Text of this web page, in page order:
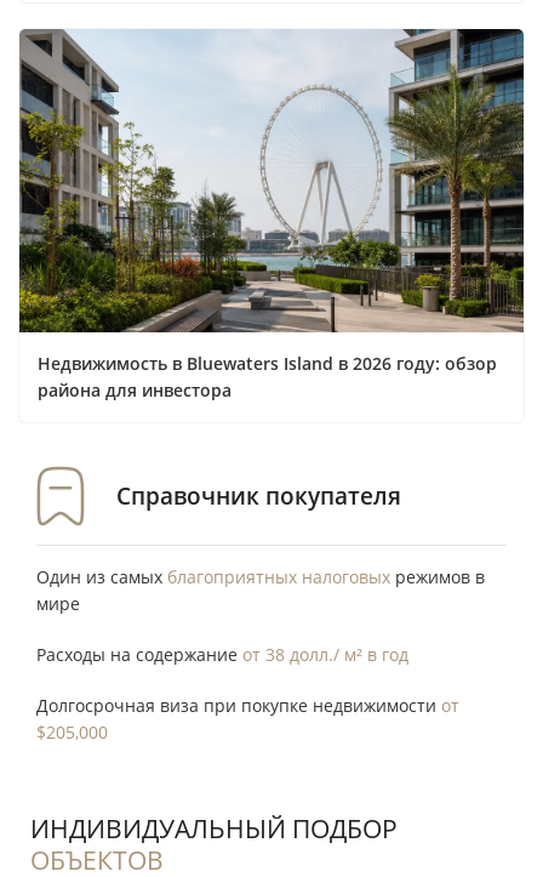
Справочник покупателя
Один из самых благоприятных налоговых режимов в
мире
Расходы на содержание от 38 долл./ м² в год
Долгосрочная виза при покупке недвижимости от
$205,000
Недвижимость в Bluewaters Island в 2026 году: обзор
района для инвестора
ИНДИВИДУАЛЬНЫЙ ПОДБОР
ОБЪЕКТОВ